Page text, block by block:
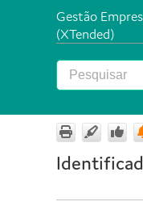
Gestão
(XTended)